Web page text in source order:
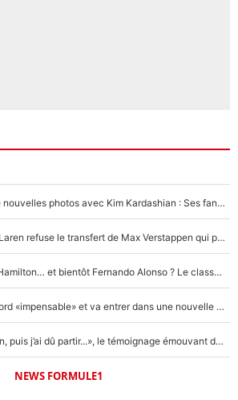
Lewis Hamilton poste de nouvelles photos avec Kim Kardashian : Ses fans le voient déjà redevenir champion du monde de F1 grâce à elle !
F1 - Une légende de McLaren refuse le transfert de Max Verstappen qui pourrait «faire des vagues» et plomber l'ambiance dans l'équipe
Max Verstappen, Lewis Hamilton… et bientôt Fernando Alonso ? Le classement des pilotes les mieux payés en Formule 1 risque de changer !
F1 - Alpine signe un accord «impensable» et va entrer dans une nouvelle dimension : Grande nouvelle pour Pierre Gasly !
F1 : « Je lui ai fait un câlin, puis j’ai dû partir...», le témoignage émouvant de Max Verstappen sur sa fille
NEWS FORMULE1